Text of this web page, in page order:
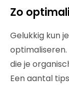
Zo
Gelukkig kun
die je
Een aantal